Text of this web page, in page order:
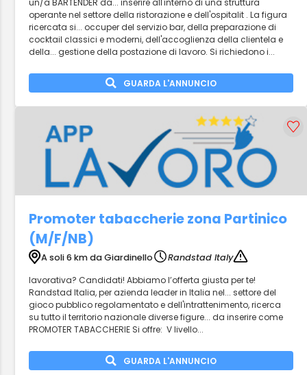
un/a BARTENDER da... inserire all'interno di una struttura
operante nel settore della ristorazione e dell'ospitalit . La figura
ricercata si... occuper del servizio bar, della preparazione di
cocktail classici e moderni, dell'accoglienza della clientela e
della... gestione della postazione di lavoro. Si richiedono i...
GUARDA L'ANNUNCIO
Promoter tabaccherie zona Partinico
(M/F/NB)
A soli 6 km da Giardinello
Randstad Italy
lavorativa? Candidati! Abbiamo l’offerta giusta per te!
Randstad Italia, per azienda leader in Italia nel... settore del
gioco pubblico regolamentato e dell'intrattenimento, ricerca
su tutto il territorio nazionale diverse figure... da inserire come
PROMOTER TABACCHERIE Si offre: V livello...
GUARDA L'ANNUNCIO